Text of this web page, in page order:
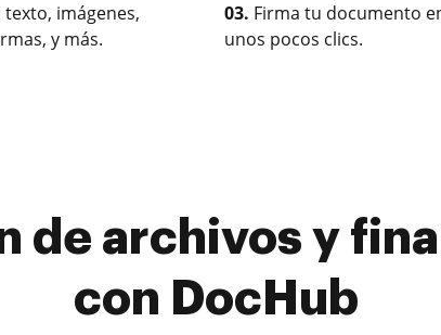
texto, imágenes,
y más.
03. Firma tu documento
unos pocos clics.
de archivos y
con DocHub